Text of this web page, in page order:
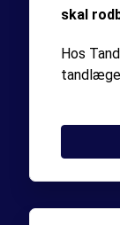
skal
Hos